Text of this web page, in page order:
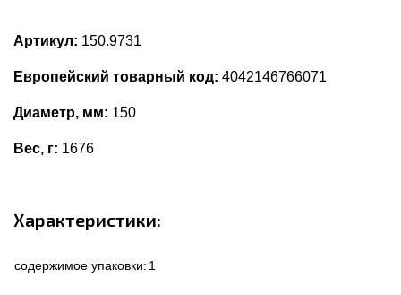
Артикул: 150.9731
Европейский товарный код: 4042146766071
Диаметр, мм: 150
Вес, г: 1676
Характеристики:
содержимое упаковки: 1